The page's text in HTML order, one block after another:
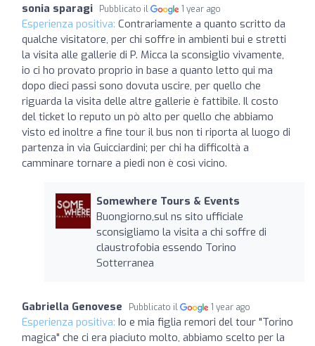
sonia sparagi Pubblicato il 1 year ago
Esperienza positiva: Contrariamente a quanto scritto da
qualche visitatore, per chi soffre in ambienti bui e stretti
la visita alle gallerie di P. Micca la sconsiglio vivamente,
io ci ho provato proprio in base a quanto letto qui ma
dopo dieci passi sono dovuta uscire, per quello che
riguarda la visita delle altre gallerie è fattibile. Il costo
del ticket lo reputo un pò alto per quello che abbiamo
visto ed inoltre a fine tour il bus non ti riporta al luogo di
partenza in via Guicciardini; per chi ha difficoltà a
camminare tornare a piedi non è così vicino.
Somewhere Tours & Events
Buongiorno,sul ns sito ufficiale
sconsigliamo la visita a chi soffre di
claustrofobia essendo Torino
Sotterranea
Gabriella Genovese Pubblicato il 1 year ago
Esperienza positiva: Io e mia figlia remori del tour "Torino
magica" che ci era piaciuto molto, abbiamo scelto per la